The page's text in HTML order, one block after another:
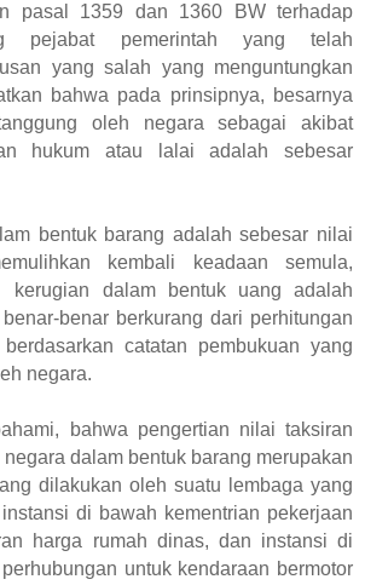
pasal 1359 dan 1360 BW terhadap
pejabat pemerintah yang telah
yang salah yang menguntungkan
bahwa pada prinsipnya, besarnya
oleh negara sebagai akibat
hukum atau lalai adalah sebesar
bentuk barang adalah sebesar nilai
kembali keadaan semula,
dalam bentuk uang adalah
benar berkurang dari perhitungan
catatan pembukuan yang
negara.
bahwa pengertian nilai taksiran
dalam bentuk barang merupakan
dilakukan oleh suatu lembaga yang
di bawah kementrian pekerjaan
harga rumah dinas, dan instansi di
untuk kendaraan bermotor